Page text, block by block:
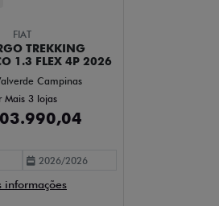
FIAT
TREKKING
1.3 FLEX 4P 2026
Campinas
Mais 3 lojas
2026/2026
informações